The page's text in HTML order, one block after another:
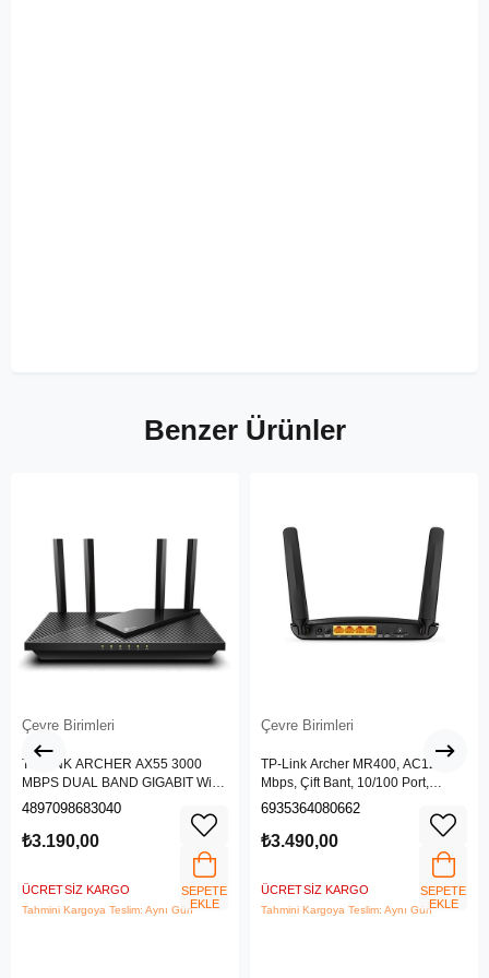
Benzer Ürünler
Çevre Birimleri
TP-LINK ARCHER AX55 3000
MBPS DUAL BAND GIGABIT Wi-Fi
6 ROUTER
4897098683040
₺3.190,00
ÜCRETSIZ KARGO
Tahmini Kargoya Teslim: Aynı Gün
SEPETE
EKLE
Çevre Birimleri
TP-Link Archer MR400, AC1200
Mbps, Çift Bant, 10/100 Port,
4G/3G SIM Yuvası, Kablosuz 4G
6935364080662
₺3.490,00
ÜCRETSIZ KARGO
Tahmini Kargoya Teslim: Aynı Gün
SEPETE
EKLE